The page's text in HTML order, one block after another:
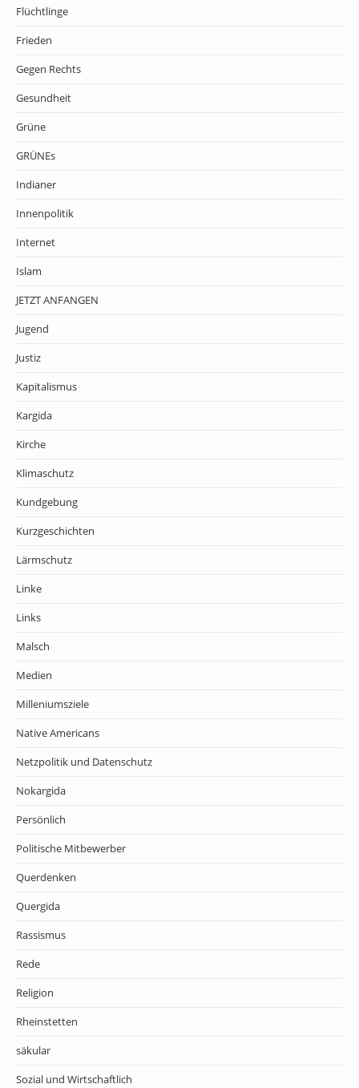
Flüchtlinge
Frieden
Gegen Rechts
Gesundheit
Grüne
GRÜNEs
Indianer
Innenpolitik
Internet
Islam
JETZT ANFANGEN
Jugend
Justiz
Kapitalismus
Kargida
Kirche
Klimaschutz
Kundgebung
Kurzgeschichten
Lärmschutz
Linke
Links
Malsch
Medien
Milleniumsziele
Native Americans
Netzpolitik und Datenschutz
Nokargida
Persönlich
Politische Mitbewerber
Querdenken
Quergida
Rassismus
Rede
Religion
Rheinstetten
säkular
Sozial und Wirtschaftlich